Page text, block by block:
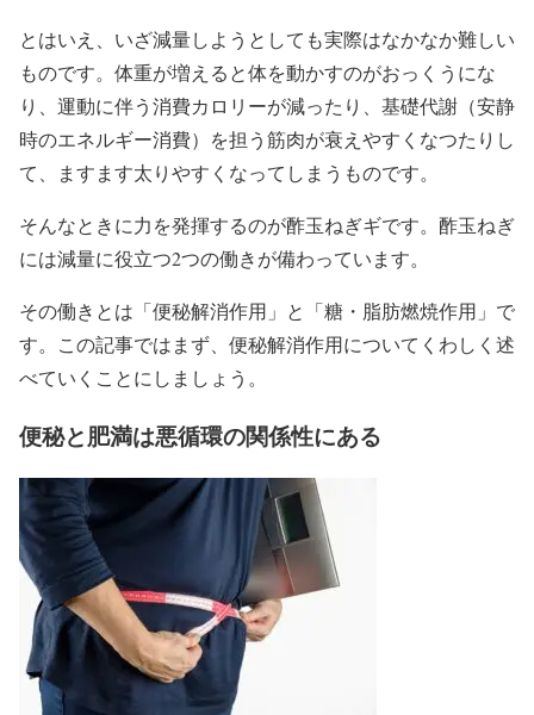
とはいえ、いざ減量しようとしても実際はなかなか難しい
ものです。体重が増えると体を動かすのがおっくうにな
り、運動に伴う消費カロリーが減ったり、基礎代謝（安静
時のエネルギー消費）を担う筋肉が衰えやすくなつたりし
て、ますます太りやすくなってしまうものです。
そんなときに力を発揮するのが酢玉ねぎギです。酢玉ねぎ
には減量に役立つ2つの働きが備わっています。
その働きとは「便秘解消作用」と「糖・脂肪燃焼作用」で
す。この記事ではまず、便秘解消作用についてくわしく述
べていくことにしましょう。
便秘と肥満は悪循環の関係性にある